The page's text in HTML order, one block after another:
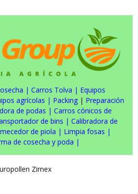
| Carros Tolva | Equipos
agrícolas | Packing | Preparación
de podas | Carros cónicos de
de bins | Calibradora de
de piola | Limpia fosas |
de cosecha y poda |